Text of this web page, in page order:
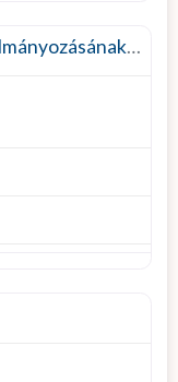
A Gnosztikus Antropológia Tanulmányozásának Centruma